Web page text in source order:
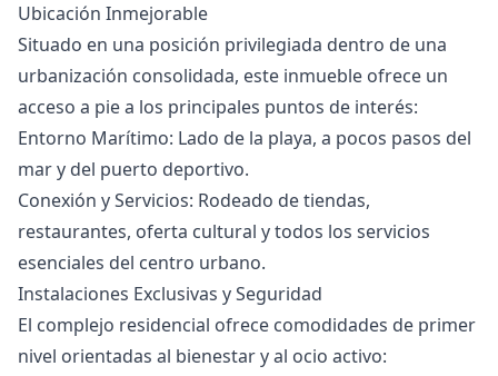
Ubicación Inmejorable
Situado en una posición privilegiada dentro de una
urbanización consolidada, este inmueble ofrece un
acceso a pie a los principales puntos de interés:
Entorno Marítimo: Lado de la playa, a pocos pasos del
mar y del puerto deportivo.
Conexión y Servicios: Rodeado de tiendas,
restaurantes, oferta cultural y todos los servicios
esenciales del centro urbano.
Instalaciones Exclusivas y Seguridad
El complejo residencial ofrece comodidades de primer
nivel orientadas al bienestar y al ocio activo: